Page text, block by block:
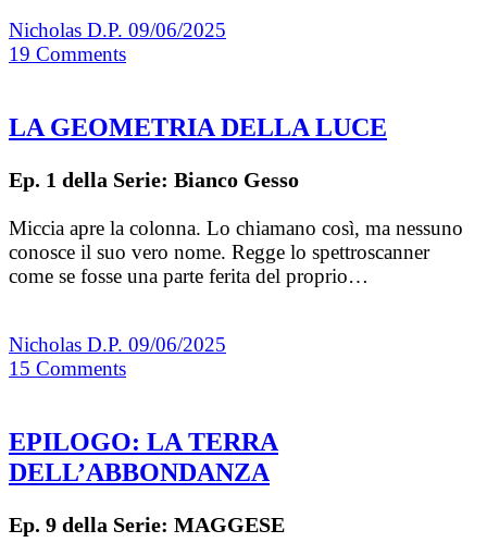
Nicholas D.P. 09/06/2025
19 Comments
LA GEOMETRIA DELLA LUCE
Ep. 1 della Serie: Bianco Gesso
Miccia apre la colonna. Lo chiamano così, ma nessuno
conosce il suo vero nome. Regge lo spettroscanner
come se fosse una parte ferita del proprio…
Nicholas D.P. 09/06/2025
15 Comments
EPILOGO: LA TERRA
DELL’ABBONDANZA
Ep. 9 della Serie: MAGGESE